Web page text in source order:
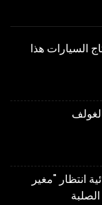
السيارات هذا
انتظار "مغير